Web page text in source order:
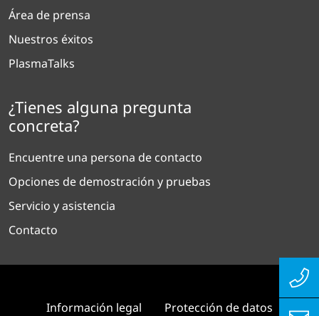
Área de prensa
Nuestros éxitos
PlasmaTalks
¿Tienes alguna pregunta
concreta?
Encuentre una persona de contacto
Opciones de demostración y pruebas
Servicio y asistencia
Contacto
Información legal Protección de datos